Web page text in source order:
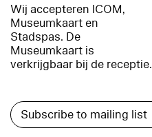
Wij accepteren ICOM,
Museumkaart en
Stadspas. De
Museumkaart is
verkrijgbaar bij de receptie.